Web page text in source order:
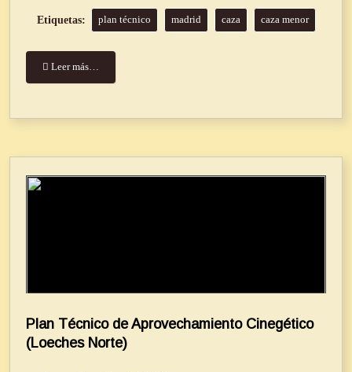
plan técnico madrid caza caza menor
Leer más…
Plan Técnico de Aprovechamiento Cinegético
(Loeches Norte)